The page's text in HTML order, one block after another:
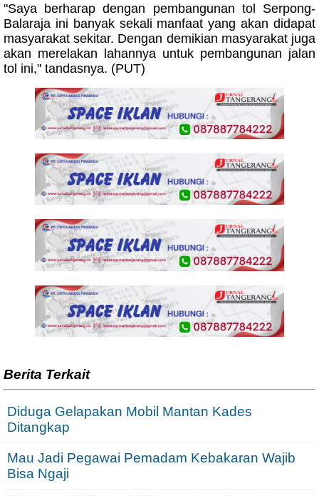
"Saya berharap dengan pembangunan tol Serpong-
Balaraja ini banyak sekali manfaat yang akan didapat
masyarakat sekitar. Dengan demikian masyarakat juga
akan merelakan lahannya untuk pembangunan jalan
tol ini," tandasnya. (PUT)
Berita Terkait
Diduga Gelapakan Mobil Mantan Kades
Ditangkap
Mau Jadi Pegawai Pemadam Kebakaran Wajib
Bisa Ngaji